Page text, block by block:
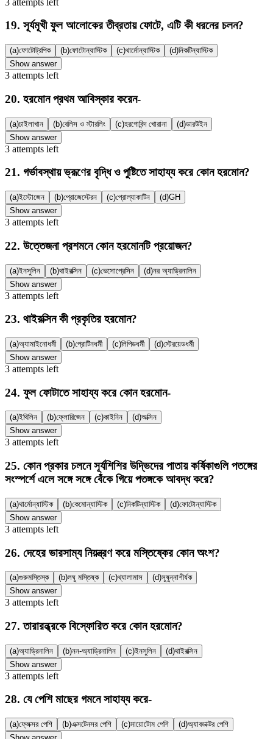
19. সূর্যমূখী ফুল আলোকের তীব্রতায় ফোটে, এটি কী ধরনের চলন?
(a)ফোটোট্রপিক (b)ফোটোন্যাস্টিক (c)থার্মোন্যাস্টিক (d)নিকটিন্যাস্টিক
Show answer
3 attempts left
20. হরমোন প্রথম আবিস্কার করেন-
(a)চাইলাখান (b)বেলিস ও স্টারলিং (c)হরগোবিন্দ খোরানা (d)ডারউইন
Show answer
3 attempts left
21. গর্ভাবস্থায় ভ্রূণের বৃদ্ধি ও পুষ্টিতে সাহায্য করে কোন হরমোন?
(a)ইস্টোজেন (b)প্রোজেস্টেরন (c)প্রোল্যাকাটিন (d)GH
Show answer
3 attempts left
22. উত্তেজনা প্রশমনে কোন হরমোনটি প্রয়োজন?
(a)ইনসুলিন (b)থাইরক্সিন (c)ভেসোপ্রেসিন (d)নর অ্যাড্রিনালিন
Show answer
3 attempts left
23. থাইরক্সিন কী প্রকৃতির হরমোন?
(a)অ্যামাইনোধর্মী (b)প্রোটিনধর্মী (c)লিপিডধর্মী (d)স্টেরয়েডধর্মী
Show answer
3 attempts left
24. ফুল ফোটাতে সাহায্য করে কোন হরমোন-
(a)ইথিলিন (b)ফ্লোরিজেন (c)কাইনিন (d)অক্সিন
Show answer
3 attempts left
25. কোন প্রকার চলনে সূর্যশিশির উদ্ভিদের পাতায় কর্ষিকাগুলি পতঙ্গের
সংস্পর্শে এলে সঙ্গে সঙ্গে বেঁকে গিয়ে পতঙ্গকে আবদ্ধ করে?
(a)থার্মোন্যাস্টিক (b)কেমোন্যাস্টিক (c)নিকটিন্যাস্টিক (d)ফোটোন্যাস্টিক
Show answer
3 attempts left
26. দেহের ভারসাম্য নিয়ন্ত্রণ করে মস্তিষ্কের কোন অংশ?
(a)গুরুমস্তিস্ক (b)লঘু মস্তিষ্ক (c)থ্যালামাস (d)সুষুন্নাশীর্যক
Show answer
3 attempts left
27.তারারন্ধ্রকে বিস্ফোরিত করে কোন হরমোন?
(a)অ্যাড্রিনালিন (b)নন-অ্যাড্রিনালিন (c)ইনসুলিন (d)থাইরক্সিন
Show answer
3 attempts left
28. যে পেশি মাছের গমনে সাহায্য করে-
(a)ফ্লেক্সর পেশি (b)এক্সটেনসর পেশি (c)মায়োটোম পেশি (d)অ্যাবডাক্টর পেশি